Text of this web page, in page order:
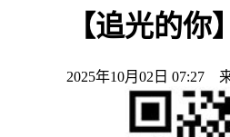
【追光的
2025年10月02日 07:27